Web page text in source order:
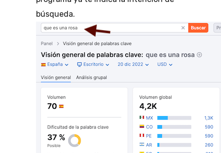
búsqueda.